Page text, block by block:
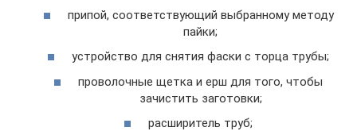
припой, соответствующий выбранному методу
пайки;
устройство для снятия фаски с торца трубы;
проволочные щетка и ерш для того, чтобы
зачистить заготовки;
расширитель труб;